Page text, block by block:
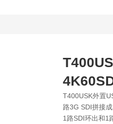
T400USK外置
路3G SDI拼接
1路SDI环出和1